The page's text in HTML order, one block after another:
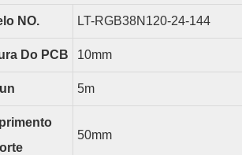
NO. LT-RGB38N120-24-144
Do PCB 10Mm
5m
50Mm